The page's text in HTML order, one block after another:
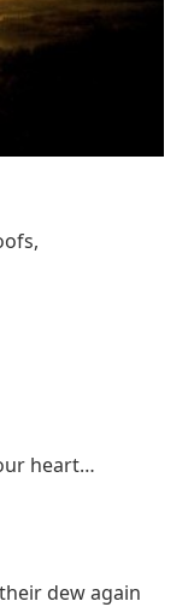
heart…
dew again